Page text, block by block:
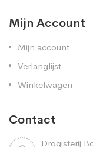
Mijn Account
Mijn account
Verlanglijst
Winkelwagen
Contact
Drogisterij